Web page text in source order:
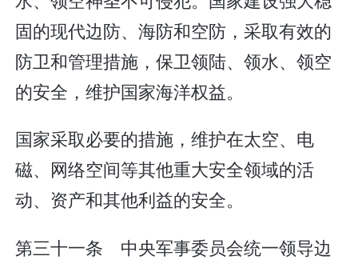
固的现代边防、海防和空防，采取有效的
防卫和管理措施，保卫领陆、领水、领空
的安全，维护国家海洋权益。
国家采取必要的措施，维护在太空、电
磁、网络空间等其他重大安全领域的活
动、资产和其他利益的安全。
第三十一条 中央军事委员会统一领导边